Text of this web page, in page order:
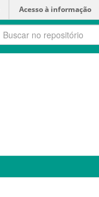
Acesso à informação